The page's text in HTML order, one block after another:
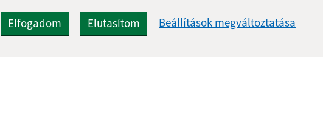
Elfogadom Elutasítom Beállítások megváltoztatása